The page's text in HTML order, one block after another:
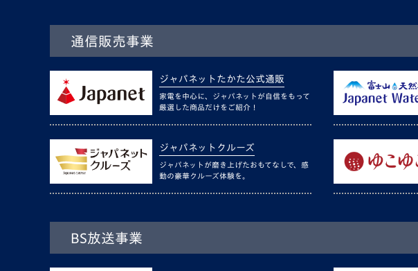
通信販売事業
ジャパネットたかた公式通販
家電を中心に、ジャパネットが自信をもって
厳選した商品だけをご紹介！
ジャパネットクルーズ
ジャパネットが磨き上げたおもてなしで、感
動の豪華クルーズ体験を。
BS放送事業